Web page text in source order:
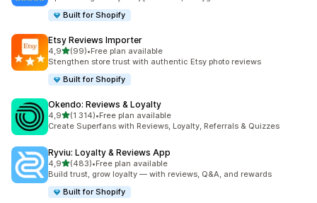
Built for Shopify
Etsy Reviews Importer
4,9na 5 gwiazdek
(99)
Łączna liczba recenzji: 99
•Free plan available
Stengthen store trust with authentic Etsy photo reviews
Built for Shopify
Okendo: Reviews & Loyalty
4,9na 5 gwiazdek
(1 314)
Łączna liczba recenzji: 1314
•Free plan available
Create Superfans with Reviews, Loyalty, Referrals & Quizzes
Ryviu: Loyalty & Reviews App
4,9na 5 gwiazdek
(483)
Łączna liczba recenzji: 483
•Free plan available
Build trust, grow loyalty — with reviews, Q&A, and rewards
Built for Shopify